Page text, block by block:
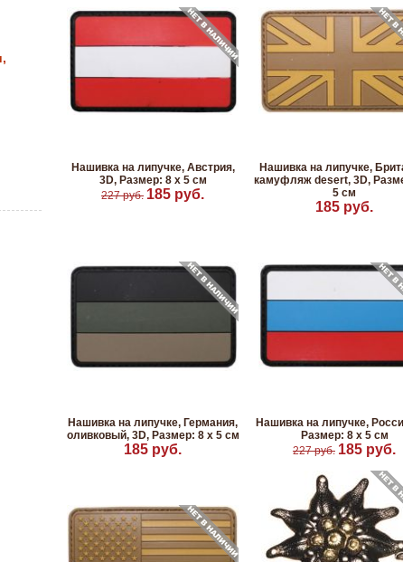
Нашивка на липучке, Австрия,
3D, Размер: 8 х 5 см
227 руб. 185 руб.
Нашивка на липучке,
камуфляж desert, 3D,
5 см
185 руб.
Нашивка на липучке, Германия,
оливковый, 3D, Размер: 8 х 5 см
185 руб.
Нашивка на липучке,
Размер: 8 х 5 см
227 руб. 185 руб.